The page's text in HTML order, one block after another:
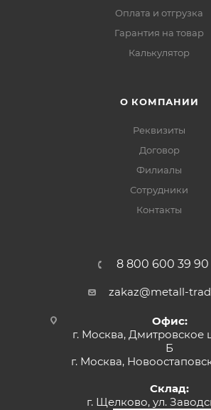
Оплата и отгрузка
Гарантия на товар
Калькулятор
О КОМПАНИИ
Реквизиты
Договор
Филиалы
Сотрудники
Контакты
8 800 600 39 90
zakaz@metall-
Офис:
г. Москва, Дмитровское
Б
г. Москва,
Склад:
г. Щелково, ул.